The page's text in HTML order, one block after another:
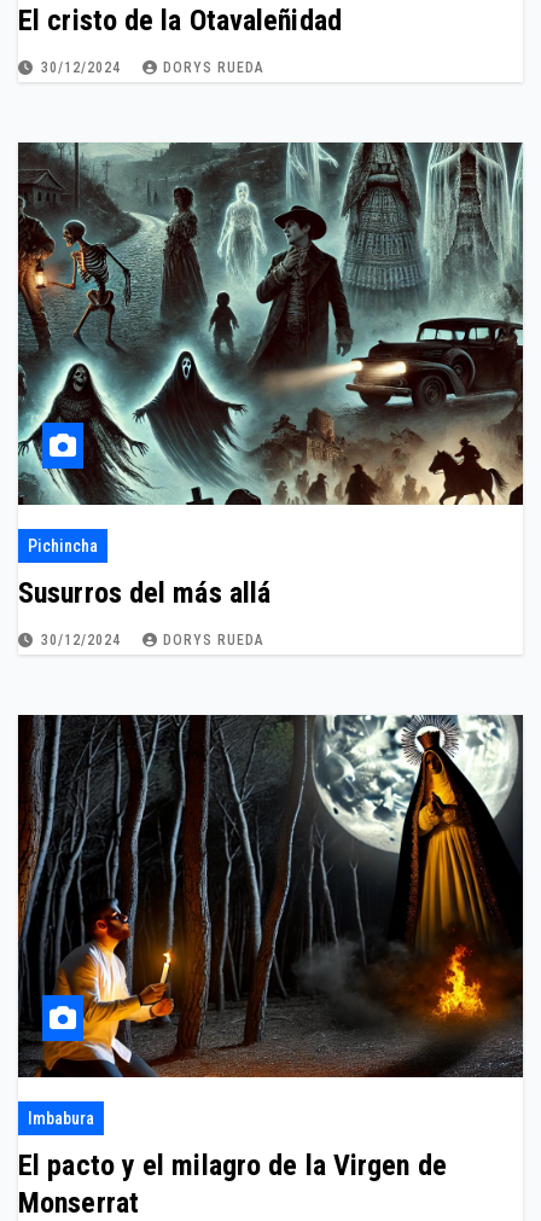
El cristo de la Otavaleñidad
30/12/2024 DORYS RUEDA
Pichincha
Susurros del más allá
30/12/2024 DORYS RUEDA
Imbabura
El pacto y el milagro de la Virgen de
Monserrat